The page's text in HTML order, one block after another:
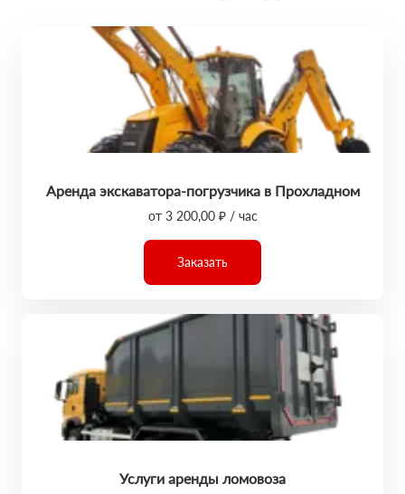
Аренда экскаватора-погрузчика в Прохладном
от 3 200,00 ₽ / час
Заказать
Услуги аренды ломовоза